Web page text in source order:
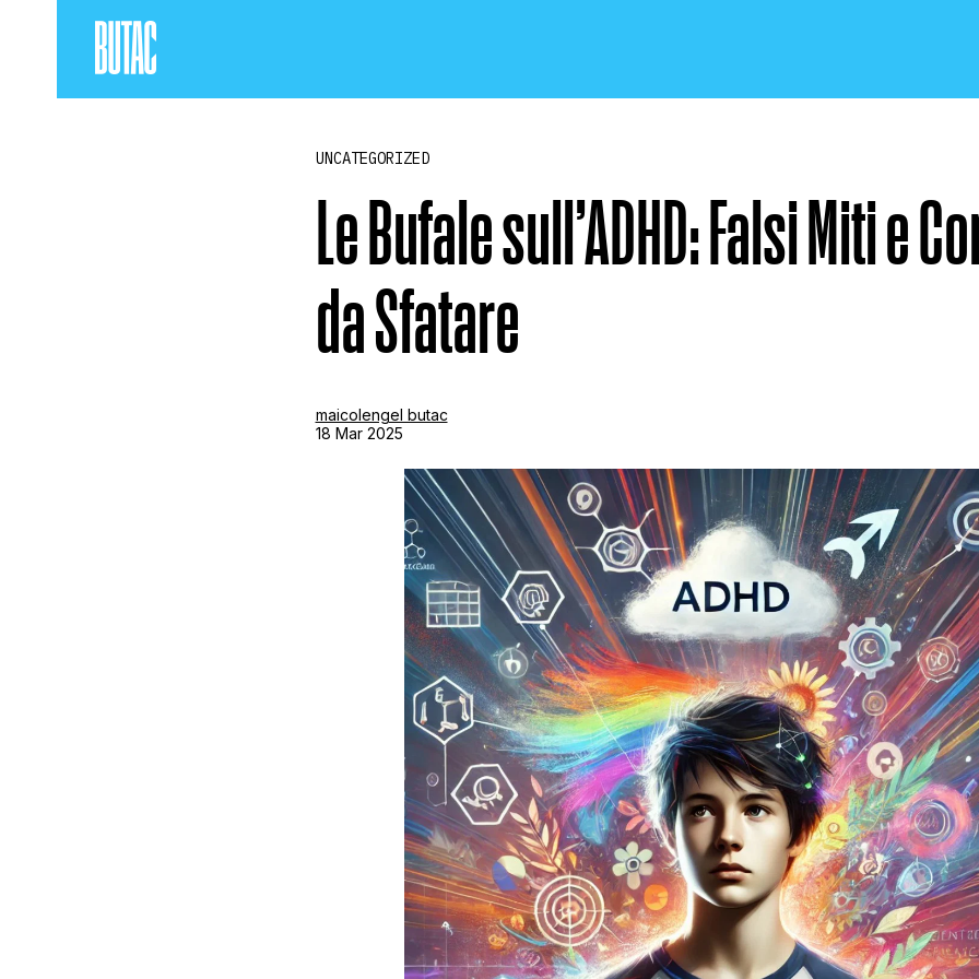
SCIENZA E TECNOLOGIA
STORIA E CITAZIONI
INTRATTENIMENTO
COMPLOTTI, LEGGENDE URBANE ED
EDITORIALI
TRUFFE E SOCIAL NETWORK
CLIMA ED ENERGIA
UNCATEGORIZED
Le Bufale sull’ADHD: Falsi Miti e
da Sfatare
maicolengel butac
18 Mar 2025